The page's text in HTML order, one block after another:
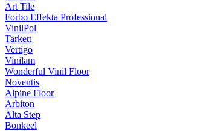
Art Tile
Forbo Effekta Professional
VinilPol
Tarkett
Vertigo
Vinilam
Wonderful Vinil Floor
Noventis
Alpine Floor
Arbiton
Alta Step
Bonkeel